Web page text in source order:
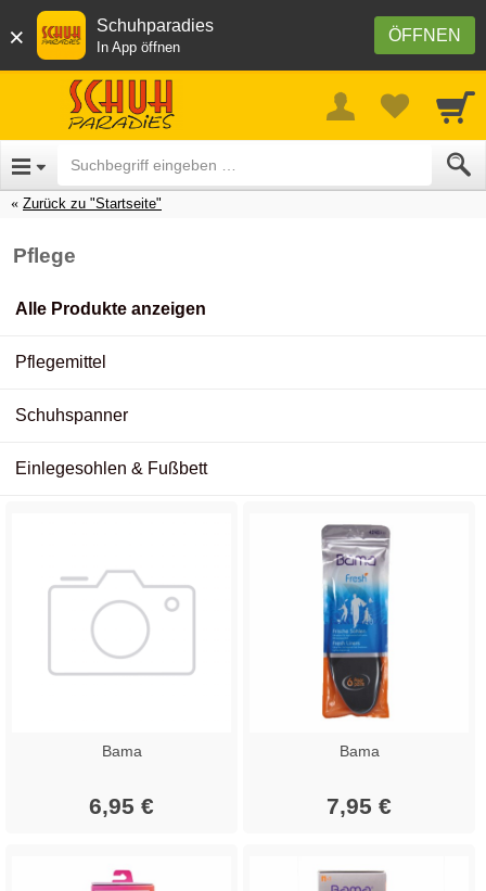
× ÖFFNEN
Schuhparadies
In App öffnen
Zurück zu "Startseite"
Pflege
Alle Produkte anzeigen
Pflegemittel
Schuhspanner
Einlegesohlen & Fußbett
Bama
6,95 €
Bama
7,95 €